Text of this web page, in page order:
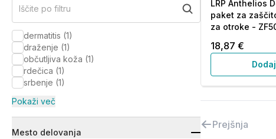
Iščite po filtru
dermatitis (1)
draženje (1)
občutljiva koža (1)
rdečica (1)
srbenje (1)
Pokaži več
Mesto delovanja
LRP Anthelios
paket za
za otroke -
18,87 €
Prejšnja